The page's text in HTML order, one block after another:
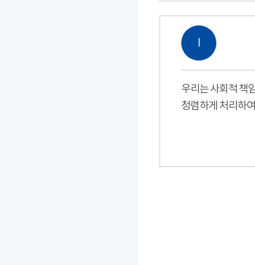
Ⅰ
우리는 사회적 책
청렴하게 처리하